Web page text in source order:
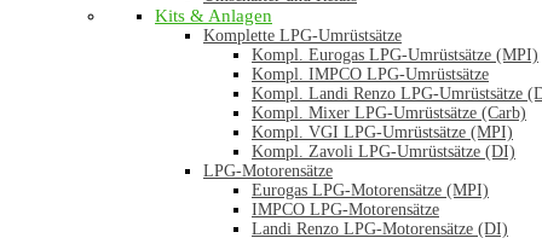
Kits & Anlagen
Komplette LPG-Umrüstsätze
Kompl. Eurogas LPG-Umrüstsätze (MPI)
Kompl. IMPCO LPG-Umrüstsätze
Kompl. Landi Renzo LPG-Umrüstsätze
Kompl. Mixer LPG-Umrüstsätze (Carb)
Kompl. VGI LPG-Umrüstsätze (MPI)
Kompl. Zavoli LPG-Umrüstsätze (DI)
LPG-Motorensätze
Eurogas LPG-Motorensätze (MPI)
IMPCO LPG-Motorensätze
Landi Renzo LPG-Motorensätze (DI)